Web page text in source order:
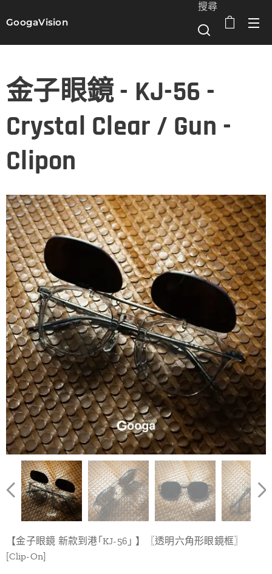
GoogaVision
搜尋
金子眼鏡 - KJ-56 -
Crystal Clear / Gun -
Clipon
【金子眼鏡 新款到港｢KJ-56｣ 】〖透明六角形眼鏡框〗
[Clip-On]